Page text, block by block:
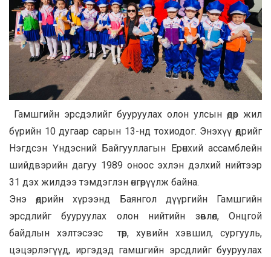
Гамшгийн эрсдэлийг бууруулах олон улсын өдөр жил
бүрийн 10 дугаар сарын 13-нд тохиодог. Энэхүү өдрийг
Нэгдсэн Үндэсний Байгууллагын Ерөнхий ассамблейн
шийдвэрийн дагуу 1989 оноос эхлэн дэлхий нийтээр
31 дэх жилдээ тэмдэглэн өнгөрүүлж байна.
Энэ өдрийн хүрээнд Баянгол дүүргийн Гамшгийн
эрсдлийг бууруулах олон нийтийн зөвлөл, Онцгой
байдлын хэлтэсээс төр, хувийн хэвшил, сургууль,
цэцэрлэгүүд, иргэдэд гамшгийн эрсдлийг бууруулах